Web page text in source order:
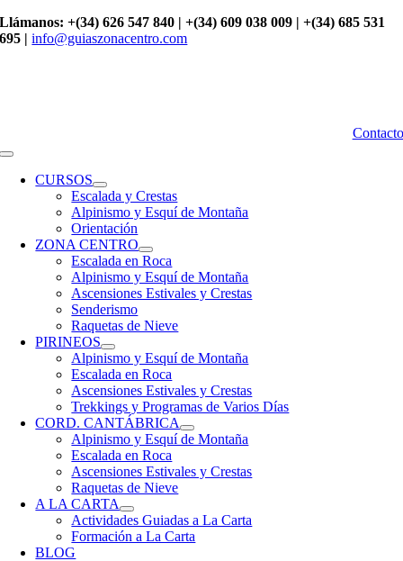
Saltar
al
Llámanos: +(34) 626 547 840 | +(34) 609 038 009 | +(34) 685 531
695 | info@guiaszonacentro.com
Contacto
Toggle
NavigationCURSOS
Escalada y Crestas
Alpinismo y Esquí de Montaña
Orientación
ZONA CENTRO
Escalada en Roca
Alpinismo y Esquí de Montaña
Ascensiones Estivales y Crestas
Senderismo
Raquetas de Nieve
PIRINEOS
Alpinismo y Esquí de Montaña
Escalada en Roca
Ascensiones Estivales y Crestas
Trekkings y Programas de Varios Días
CORD. CANTÁBRICA
Alpinismo y Esquí de Montaña
Escalada en Roca
Ascensiones Estivales y Crestas
Raquetas de Nieve
A LA CARTA
Actividades Guiadas a La Carta
Formación a La Carta
BLOG